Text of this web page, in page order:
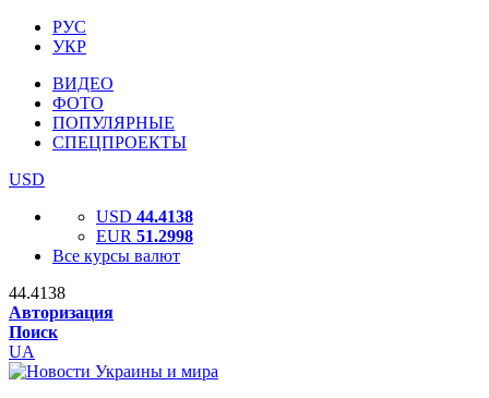
РУС
УКР
ВИДЕО
ФОТО
ПОПУЛЯРНЫЕ
СПЕЦПРОЕКТЫ
USD
USD 44.4138
EUR 51.2998
Все курсы валют
44.4138
Авторизация
Поиск
UA